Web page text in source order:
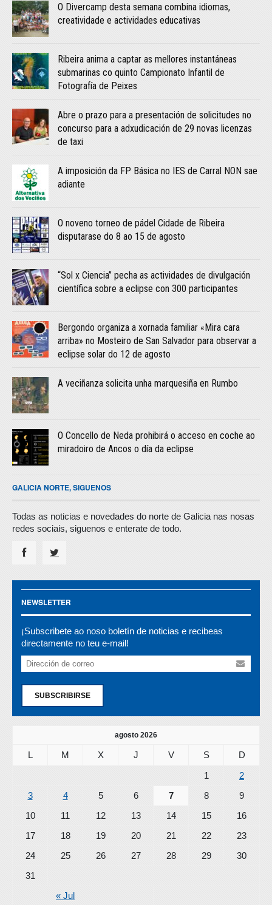
O Divercamp desta semana combina idiomas,
creatividade e actividades educativas
Ribeira anima a captar as mellores instantáneas
submarinas co quinto Campionato Infantil de
Fotografía de Peixes
Abre o prazo para a presentación de solicitudes no
concurso para a adxudicación de 29 novas licenzas
de taxi
A imposición da FP Básica no IES de Carral NON sae
adiante
O noveno torneo de pádel Cidade de Ribeira
disputarase do 8 ao 15 de agosto
“Sol x Ciencia” pecha as actividades de divulgación
científica sobre a eclipse con 300 participantes
Bergondo organiza a xornada familiar «Mira cara
arriba» no Mosteiro de San Salvador para observar a
eclipse solar do 12 de agosto
A veciñanza solicita unha marquesiña en Rumbo
O Concello de Neda prohibirá o acceso en coche ao
miradoiro de Ancos o día da eclipse
GALICIA NORTE, SIGUENOS
Todas as noticias e novedades do norte de Galicia nas nosas
redes sociais, siguenos e enterate de todo.
NEWSLETTER
¡Subscribete ao noso boletín de noticias e recibeas
directamente no teu e-mail!
SUBSCRIBIRSE
agosto 2026
L M X J V S D
« Jul
1
2
3
4 5 6 7 8
9
10
11 12 13 14 15
16
17
18 19 20 21 22
23
24
25 26 27 28 29
30
31